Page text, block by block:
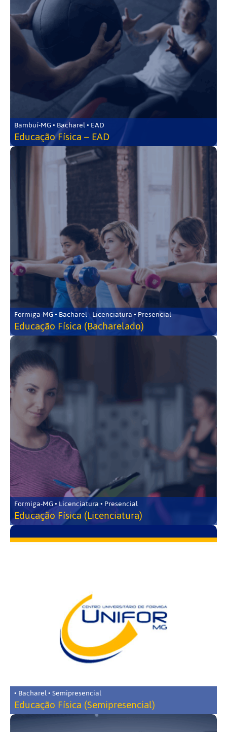
Bambuí-MG • Bacharel • EAD
Educação Física – EAD
Formiga-MG • Bacharel - Licenciatura • Presencial
Educação Física (Bacharelado)
Formiga-MG • Licenciatura • Presencial
Educação Física (Licenciatura)
• Bacharel • Semipresencial
Educação Física (Semipresencial)